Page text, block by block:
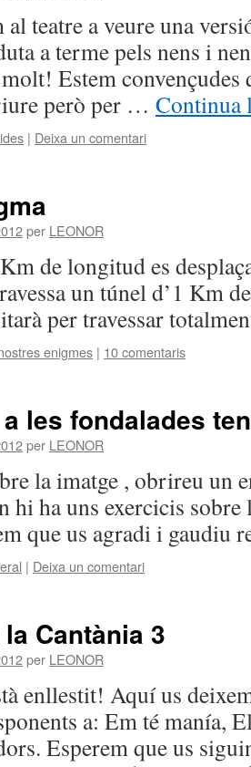
al teatre a veure una
a terme pels nens i
Estem convençudes
però per …
| Deixa un comentari
per LEONOR
de longitud es
un túnel d’1 Km
per travessar
enigmes | 10 comentaris
les fondalades
per LEONOR
la imatge , obrireu un
hi ha uns exercicis sobre
que us agradi i gaudiu
| Deixa un comentari
Cantània 3
per LEONOR
enllestit! Aquí us
a: Em té manía,
Esperem que us